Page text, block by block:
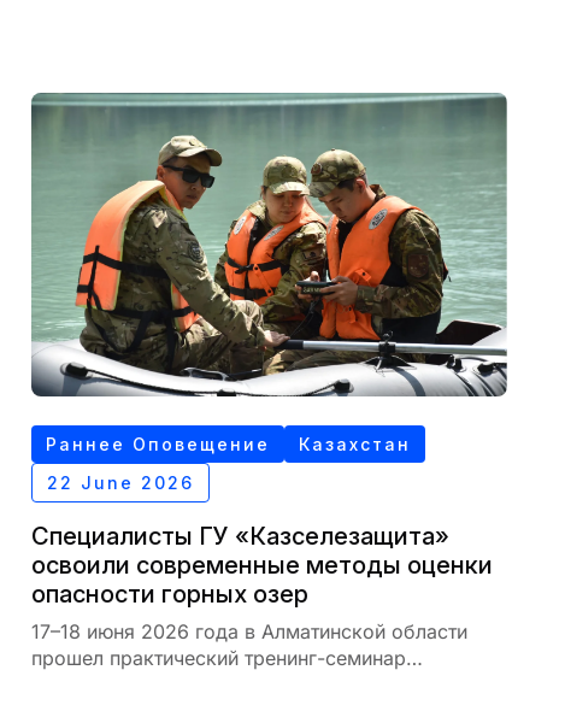
Раннее Оповещение
Казахстан
22 June 2026
Специалисты ГУ «Казселезащита»
освоили современные методы оценки
опасности горных озер
17–18 июня 2026 года в Алматинской области
прошел практический тренинг-семинар